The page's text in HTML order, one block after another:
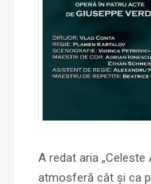
A redat aria „Celeste
atmosferă cât și ca